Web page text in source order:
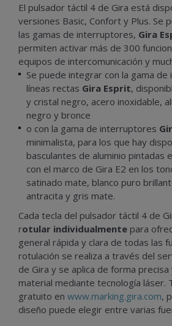
El pulsador táctil 4 de Gira está
versiones Basic, Confort y Plus. Se
las gamas de interruptores, Gira
permiten activar más de 300
equipos de intercomunicación y
Se puede integrar con la gama
líneas rectas Gira Esprit,
y cristal negro, acero inoxidable,
negro y bronce
o con la gama de interruptores
minimalista, para los que hay
basculantes de aluminio pintadas
con el marco de Gira E2 en los
satinado mate, blanco puro
antracita y gris mate.
Cada tecla del pulsador táctil 4 de
rotular individualmente para
general rápida y clara de todas las
rotulación se realiza a través del
de Gira y se aplica de forma
material mediante tecnología láser.
gratuito en www.marking.gira.com,
diseño puede elegir entre varias